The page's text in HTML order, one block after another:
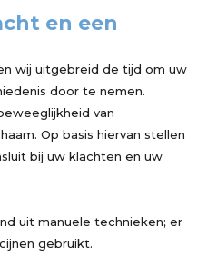
en een
wij uitgebreid de tijd om uw
door te nemen.
van
Op basis hiervan stellen
bij uw klachten en uw
uit manuele technieken; er
gebruikt.